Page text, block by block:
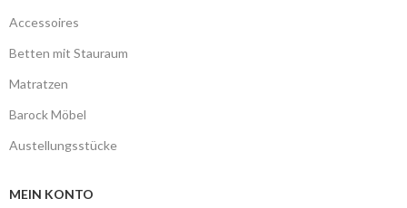
Accessoires
Betten mit Stauraum
Matratzen
Barock Möbel
Austellungsstücke
MEIN KONTO